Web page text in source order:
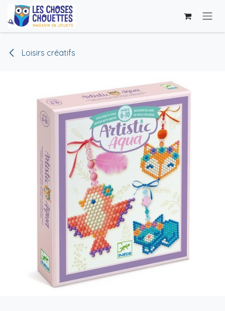
Se rendre au contenu
Loisirs créatifs